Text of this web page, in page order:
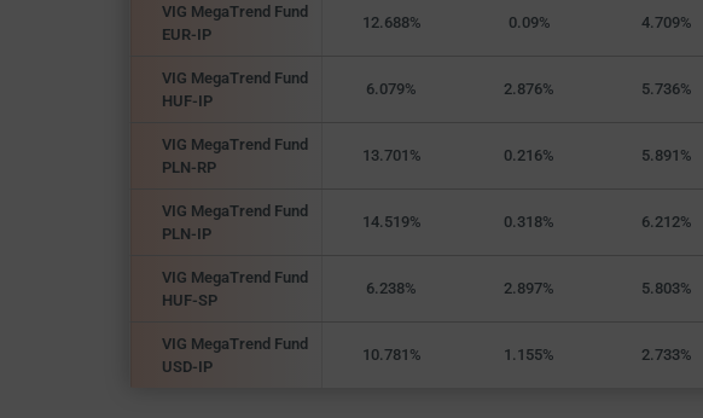
VIG MegaTrend Fund
EUR-IP
12.688% 0.09% 4.709%
VIG MegaTrend Fund
HUF-IP
6.079% 2.876% 5.736%
VIG MegaTrend Fund
PLN-RP
13.701% 0.216% 5.891%
VIG MegaTrend Fund
PLN-IP
14.519% 0.318% 6.212%
VIG MegaTrend Fund
HUF-SP
6.238% 2.897% 5.803%
VIG MegaTrend Fund
USD-IP
10.781% 1.155% 2.733%